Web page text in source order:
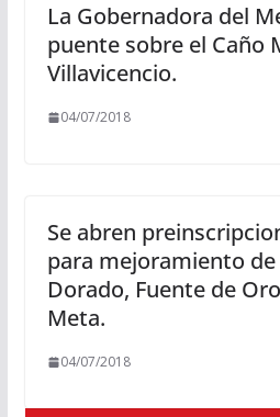
La Gobernadora del
puente sobre el Caño
Villavicencio.
04/07/2018
Se abren
para mejoramiento de
Dorado, Fuente de
Meta.
04/07/2018